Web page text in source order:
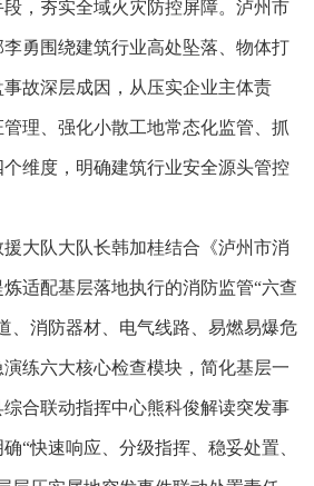
，夯实全域火灾防控屏障。泸州市
勇围绕建筑行业高处坠落、物体打
故深层成因，从压实企业主体责
理、强化小散工地常态化监管、抓
维度，明确建筑行业安全源头管控
队大队长韩加桂结合《泸州市消
适配基层落地执行的消防监管“六查
、消防器材、电气线路、易燃易爆危
练六大核心检查模块，简化基层一
合联动指挥中心熊科俊解读突发事
“快速响应、分级指挥、稳妥处置、